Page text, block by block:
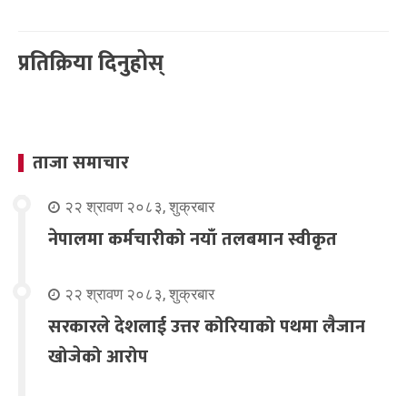
प्रतिक्रिया दिनुहोस्
ताजा समाचार
२२ श्रावण २०८३, शुक्रबार
नेपालमा कर्मचारीको नयाँ तलबमान स्वीकृत
२२ श्रावण २०८३, शुक्रबार
सरकारले देशलाई उत्तर कोरियाको पथमा लैजान
खोजेको आरोप